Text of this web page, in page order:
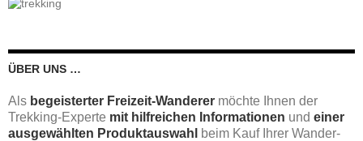
ÜBER UNS …
Als begeisterter Freizeit-Wanderer möchte Ihnen der
Trekking-Experte mit hilfreichen Informationen und einer
ausgewählten Produktauswahl
beim Kauf Ihrer Wander-